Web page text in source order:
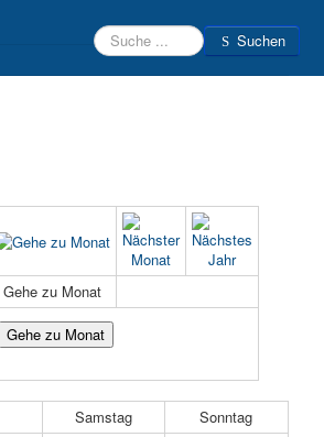
Suchen Suchen
Gehe zu Monat
Gehe zu Monat
Samstag
Sonntag